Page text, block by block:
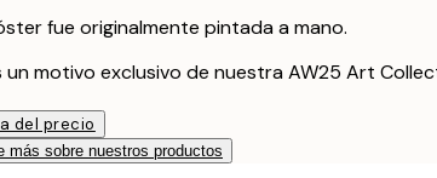
fue originalmente pintada a mano.
un motivo exclusivo de nuestra AW25 Art
del precio
más sobre nuestros productos